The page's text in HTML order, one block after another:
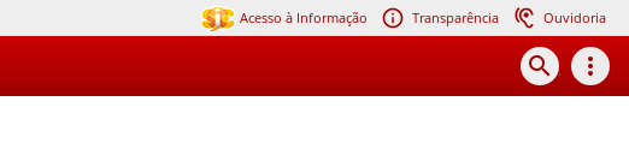
Acesso à Informação Transparência Ouvidoria
search more_vert